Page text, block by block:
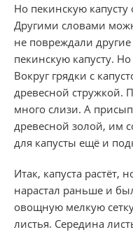
Но пекинскую
Другими словами
не повреждали
пекинскую капусту.
Вокруг грядки с
древесной стружкой.
много слизи. А
древесной золой, им
для капусты ещё и
Итак, капуста растёт,
нарастал раньше и
овощную мелкую
листья. Середина